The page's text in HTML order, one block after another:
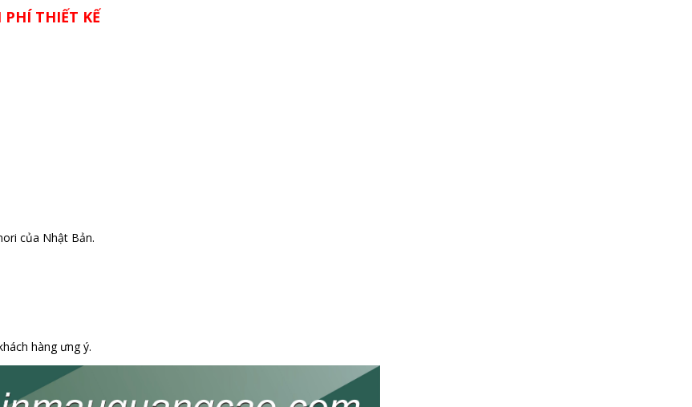
THIẾT KẾ
của Nhật Bản.
hàng ưng ý.